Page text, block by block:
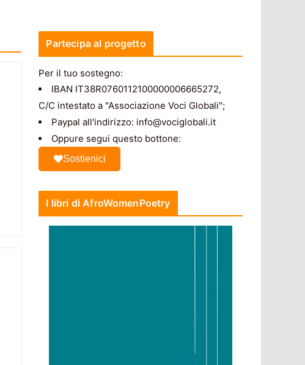
Partecipa al progetto
Per il tuo sostegno:
IBAN IT38R0760112100000006665272,
C/C intestato a "Associazione Voci Globali";
Paypal all'indirizzo: info@vociglobali.it
Oppure segui questo bottone:
Sostienici
I libri di AfroWomenPoetry